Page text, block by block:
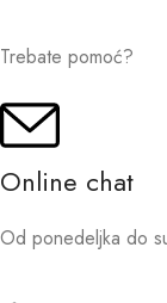
Trebate pomoć?
Online chat
Od ponedeljka do